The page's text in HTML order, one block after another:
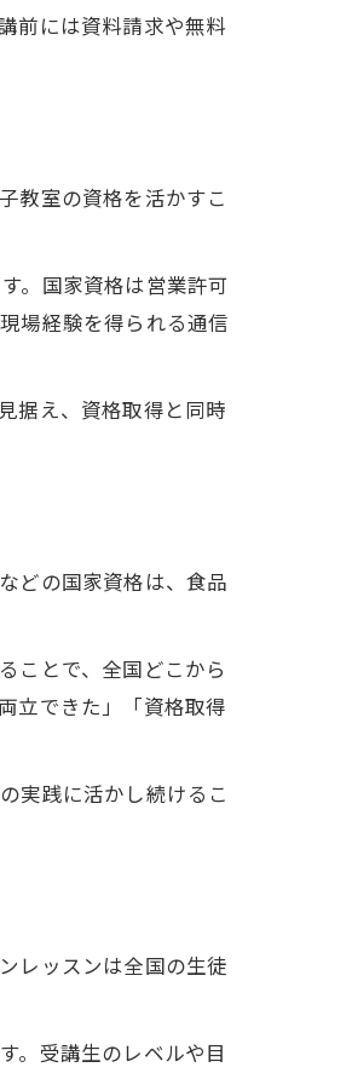
前には資料請求や無料
教室の資格を活かすこ
。国家資格は営業許可
場経験を得られる通信
据え、資格取得と同時
どの国家資格は、食品
ことで、全国どこから
立できた」「資格取得
実践に活かし続けるこ
レッスンは全国の生徒
。受講生のレベルや目